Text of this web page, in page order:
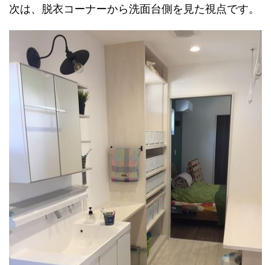
次は、脱衣コーナーから洗面台側を見た視点です。